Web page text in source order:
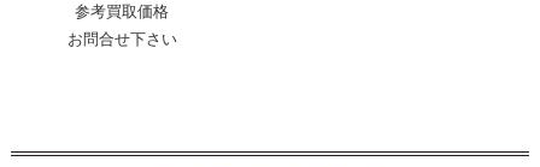
参考買取価格
お問合せ下さい